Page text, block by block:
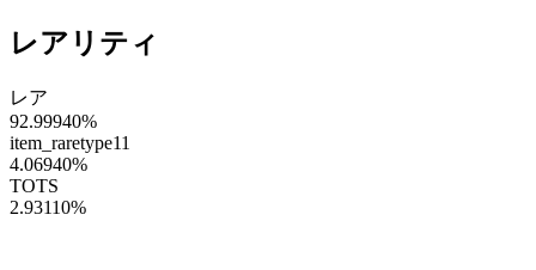
レアリティ
レア
92.99940%
item_raretype11
4.06940%
TOTS
2.93110%